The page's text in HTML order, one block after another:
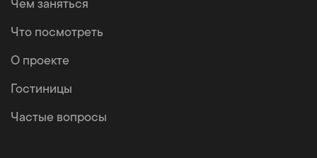
Что посмотреть
О проекте
Гостиницы
Частые вопросы